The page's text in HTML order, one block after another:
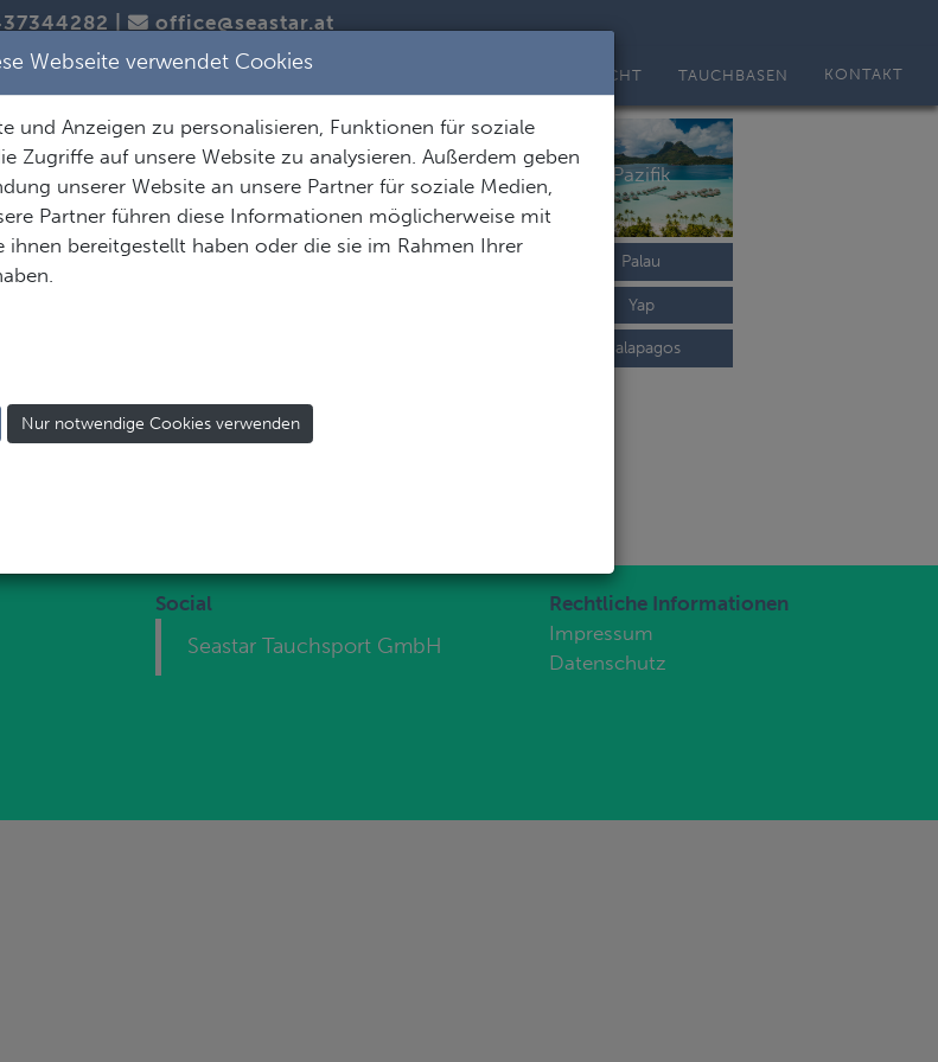
office@seastar.at
TAUCHSAFARI ÜBERSICHT TAUCHBASEN KONTAKT
Europa
Sardinien
Indischer Ozean Pazifik
Palau
Yap
Galapagos
Social
Seastar Tauchsport GmbH
Rechtliche Informationen
Impressum
Datenschutz
Webseite verwendet Cookies
und Anzeigen zu personalisieren, Funktionen für soziale
Zugriffe auf unsere Website zu analysieren. Außerdem geben
unserer Website an unsere Partner für soziale Medien,
Partner führen diese Informationen möglicherweise mit
ihnen bereitgestellt haben oder die sie im Rahmen Ihrer
Nur notwendige Cookies verwenden